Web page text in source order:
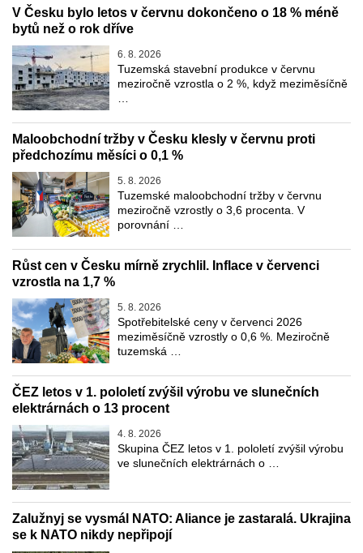
V Česku bylo letos v červnu dokončeno o 18 % méně
bytů než o rok dříve
6. 8. 2026
Tuzemská stavební produkce v červnu
meziročně vzrostla o 2 %, když meziměsíčně
Maloobchodní tržby v Česku klesly v červnu proti
předchozímu měsíci o 0,1 %
5. 8. 2026
Tuzemské maloobchodní tržby v červnu
meziročně vzrostly o 3,6 procenta. V
porovnání …
Růst cen v Česku mírně zrychlil. Inflace v červenci
vzrostla na 1,7 %
5. 8. 2026
Spotřebitelské ceny v červenci 2026
meziměsíčně vzrostly o 0,6 %. Meziročně
tuzemská …
ČEZ letos v 1. pololetí zvýšil výrobu ve slunečních
elektrárnách o 13 procent
4. 8. 2026
Skupina ČEZ letos v 1. pololetí zvýšil výrobu
ve slunečních elektrárnách o …
Zalužnyj se vysmál NATO: Aliance je zastaralá. Ukrajina
se k NATO nikdy nepřipojí